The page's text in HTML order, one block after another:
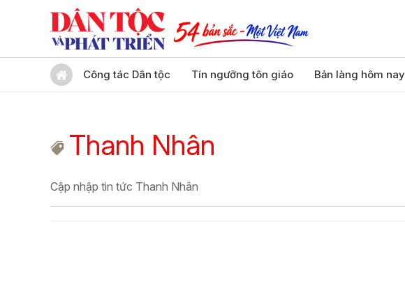
Công tác Dân tộc Tín ngưỡng tôn giáo Bản làng hôm nay
Thanh Nhân
Cập nhập tin tức Thanh Nhân